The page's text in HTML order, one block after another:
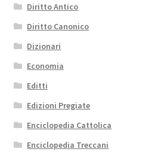
Diritto Antico
Diritto Canonico
Dizionari
Economia
Editti
Edizioni Pregiate
Enciclopedia Cattolica
Enciclopedia Treccani